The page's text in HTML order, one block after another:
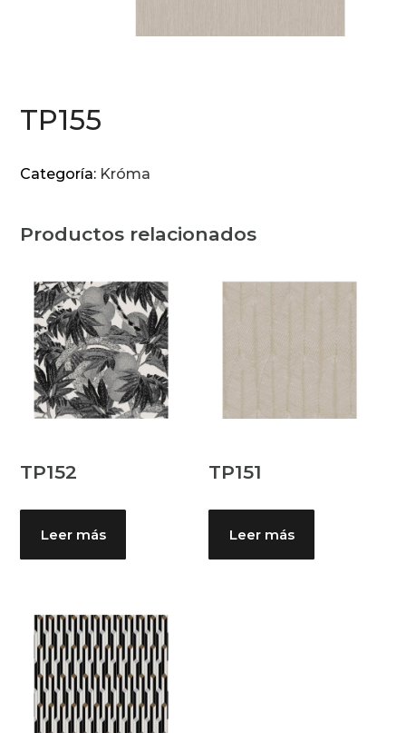
TP155
Categoría: Króma
Productos relacionados
TP152
Leer más
TP151
Leer más